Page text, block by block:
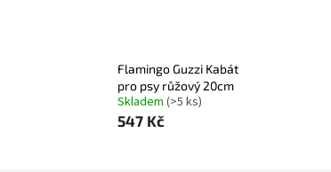
Flamingo Guzzi Kabát
pro psy růžový 20cm
Skladem (>5 ks)
547 Kč